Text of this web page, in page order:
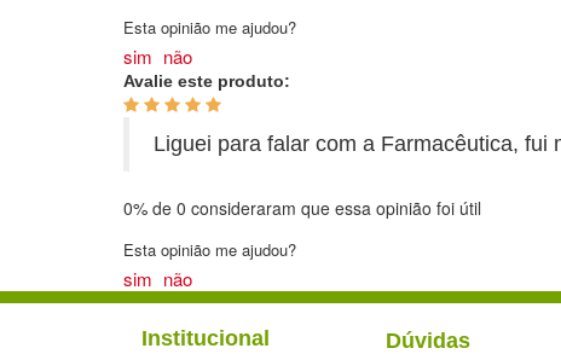
Esta opinião me ajudou?
sim não
Avalie este produto:
Liguei para falar com a Farmacêutica,
0% de 0 consideraram que essa opinião foi útil
Esta opinião me ajudou?
sim não
Institucional Dúvidas